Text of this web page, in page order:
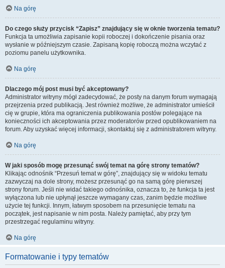
Na górę
Do czego służy przycisk “Zapisz” znajdujący się w oknie tworzenia tematu?
Funkcja ta umożliwia zapisanie kopii roboczej i dokończenie pisania oraz
wysłanie w późniejszym czasie. Zapisaną kopię roboczą można wczytać z
poziomu panelu użytkownika.
Na górę
Dlaczego mój post musi być akceptowany?
Administrator witryny mógł zadecydować, że posty na danym forum wymagają
przejrzenia przed publikacją. Jest również możliwe, że administrator umieścił
cię w grupie, która ma ograniczenia publikowania postów polegające na
konieczności ich akceptowania przez moderatorów przed opublikowaniem na
forum. Aby uzyskać więcej informacji, skontaktuj się z administratorem witryny.
Na górę
W jaki sposób mogę przesunąć swój temat na górę strony tematów?
Klikając odnośnik “Przesuń temat w górę”, znajdujący się w widoku tematu
zazwyczaj na dole strony, możesz przesunąć go na samą górę pierwszej
strony forum. Jeśli nie widać takiego odnośnika, oznacza to, że funkcja ta jest
wyłączona lub nie upłynął jeszcze wymagany czas, zanim będzie możliwe
użycie tej funkcji. Innym, łatwym sposobem na przesunięcie tematu na
początek, jest napisanie w nim posta. Należy pamiętać, aby przy tym
przestrzegać regulaminu witryny.
Na górę
Formatowanie i typy tematów